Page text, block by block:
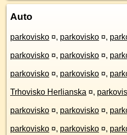
Auto
parkovisko ¤, parkovisko ¤,
parkovisko ¤, parkovisko ¤,
parkovisko ¤, parkovisko ¤,
Trhovisko Herlianska ¤,
parkovisko ¤, parkovisko ¤,
parkovisko ¤, parkovisko ¤,